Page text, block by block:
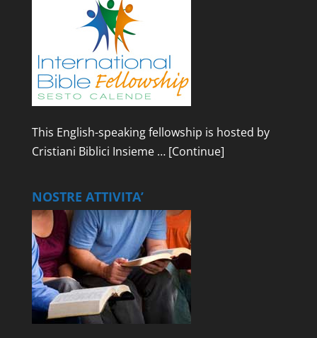
This English-speaking fellowship is hosted by
Cristiani Biblici Insieme … [Continue]
NOSTRE ATTIVITA’